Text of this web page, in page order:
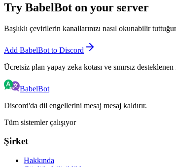
Try BabelBot on your server
Başlıklı çevirilerin kanallarınızı nasıl okunabilir
Add BabelBot to Discord
Ücretsiz plan yapay zeka kotası ve sınırsız
BabelBot
Discord'da dil engellerini mesaj mesaj kaldırır.
Tüm sistemler çalışıyor
Şirket
Hakkında